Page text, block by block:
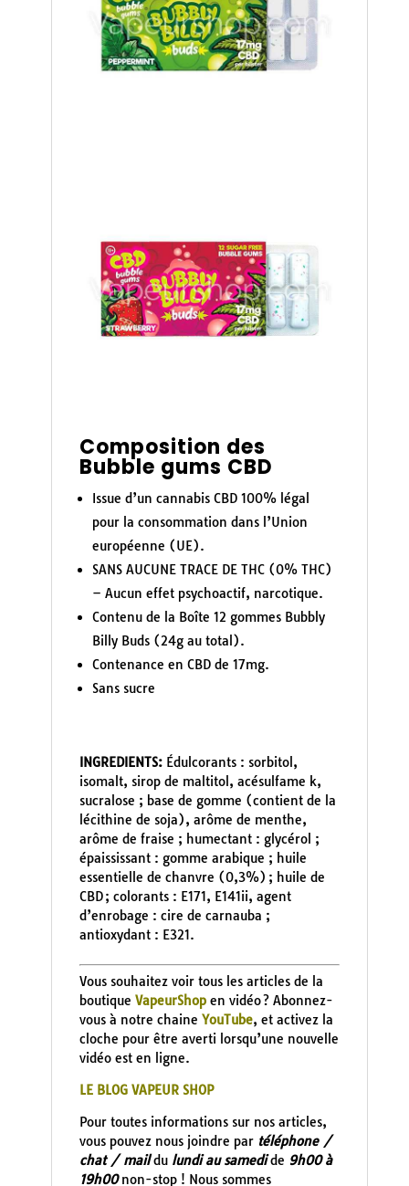
Composition des
Bubble gums CBD
Issue d’un cannabis CBD 100% légal
pour la consommation dans l’Union
européenne (UE).
SANS AUCUNE TRACE DE THC (0% THC)
– Aucun effet psychoactif, narcotique.
Contenu de la Boîte 12 gommes Bubbly
Billy Buds (24g au total).
Contenance en CBD de 17mg.
Sans sucre
INGREDIENTS:Édulcorants : sorbitol,
isomalt, sirop de maltitol, acésulfame k,
sucralose ; base de gomme (contient de la
lécithine de soja), arôme de menthe,
arôme de fraise ; humectant : glycérol ;
épaississant : gomme arabique ; huile
essentielle de chanvre (0,3%) ; huile de
CBD ; colorants : E171, E141ii, agent
d’enrobage : cire de carnauba ;
antioxydant : E321.
Vous souhaitez voir tous les articles de la
boutique VapeurShopen vidéo ? Abonnez-
vous à notre chaine YouTube, et activez la
cloche pour être averti lorsqu’une nouvelle
vidéo est en ligne.
LE BLOG VAPEUR SHOP
Pour toutes informations sur nos articles,
vous pouvez nous joindre par téléphone /
chat / maildu lundi au samedide 9h00 à
19h00non-stop ! Nous sommes